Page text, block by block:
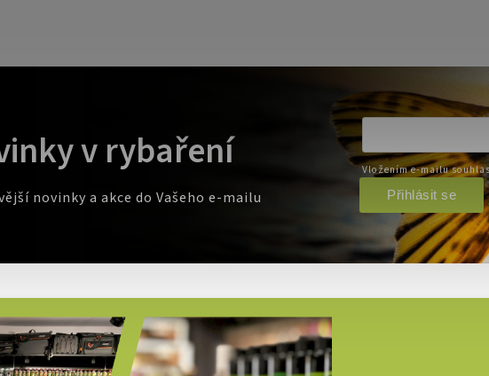
v rybaření
novinky a akce do Vašeho e-mailu
Vložením e-mailu
Přihlásit se